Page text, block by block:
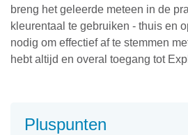
breng het geleerde meteen in de
kleurentaal te gebruiken - thuis en
nodig om effectief af te stemmen
hebt altijd en overal toegang tot
Pluspunten